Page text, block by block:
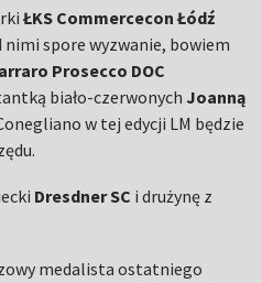
ŁKS Commercecon Łódź
nimi spore wyzwanie, bowiem
Prosecco DOC
biało-czerwonych Joanną
w tej edycji LM będzie
Dresdner SC i drużynę z
medalista ostatniego